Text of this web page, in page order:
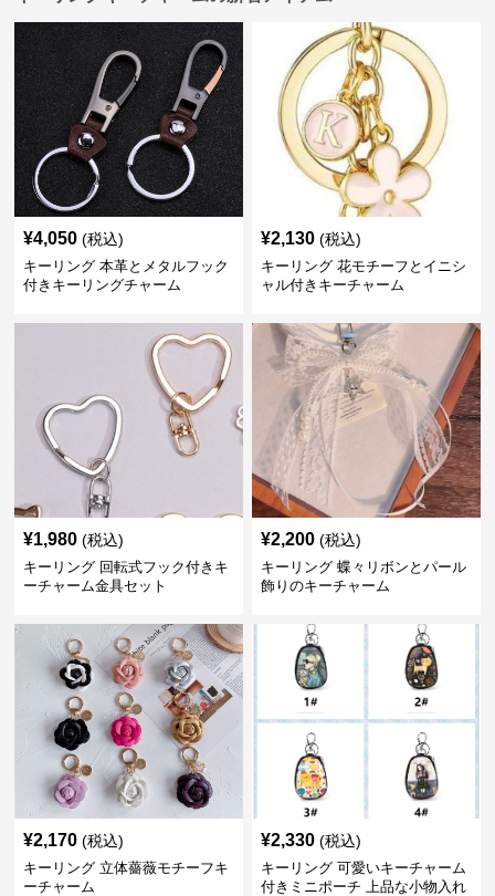
¥4,050 (税込)
キーリング 本革とメタルフック
付きキーリングチャーム
¥2,130 (税込)
キーリング 花モチーフとイニシ
ャル付きキーチャーム
¥1,980 (税込)
キーリング 回転式フック付きキ
ーチャーム金具セット
¥2,200 (税込)
キーリング 蝶々リボンとパール
飾りのキーチャーム
¥2,170 (税込)
キーリング 立体薔薇モチーフキ
ーチャーム
¥2,330 (税込)
キーリング 可愛いキーチャーム
付きミニポーチ 上品な小物入れ